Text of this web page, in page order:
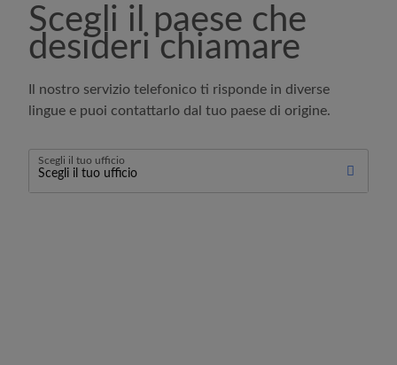
Scegli il paese che
desideri chiamare
Il nostro servizio telefonico ti risponde in diverse
lingue e puoi contattarlo dal tuo paese di origine.
Scegli il tuo ufficio
Scegli il tuo ufficio